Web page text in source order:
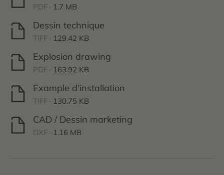
PDF · 1.7 MB
Dessin technique
TIFF · 129.42 KB
Explosion drawing
PDF · 163.92 KB
Example d'installation
TIFF · 130.75 KB
CAD / Dessin marketing
DXF · 1.16 MB